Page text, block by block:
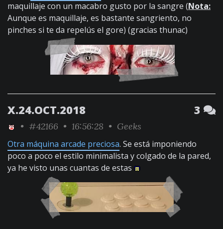
maquillaje con un macabro gusto por la sangre (Nota:
Aunque es maquillaje, es bastante sangriento, no
pinches si te da repelús el gore) (gracias thunac)
X.24.OCT.2018 3
• #42166 • 16:56:28 • Geeks
Otra máquina arcade preciosa. Se está imponiendo
poco a poco el estilo minimalista y colgado de la pared,
ya he visto unas cuantas de estas